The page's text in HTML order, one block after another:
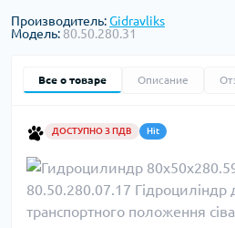
Производитель:Gidravliks
Модель: 80.50.280.31
Все о товаре Описание
ДОСТУПНО З ПДВ Hit